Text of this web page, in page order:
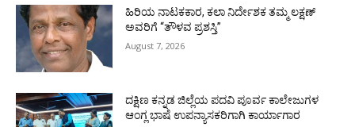
ಹಿರಿಯ ನಾಟಕಕಾರ, ಕಲಾ ನಿರ್ದೇಶಕ ತಮ್ಮ ಲಕ್ಷಣ್
ಅವರಿಗೆ “ತೌಳವ ಪ್ರಶಸ್ತಿ”
August 7, 2026
ದಕ್ಷಿಣ ಕನ್ನಡ ಜಿಲ್ಲೆಯ ಪದವಿ ಪೂರ್ವ ಕಾಲೇಜುಗಳ
ಆಂಗ್ಲ ಭಾಷೆ ಉಪನ್ಯಾಸಕರಿಗಾಗಿ ಕಾರ್ಯಾಗಾರ